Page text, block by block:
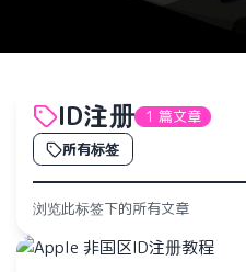
ID注册 1 篇文章
所有标签
浏览此标签下的所有文章